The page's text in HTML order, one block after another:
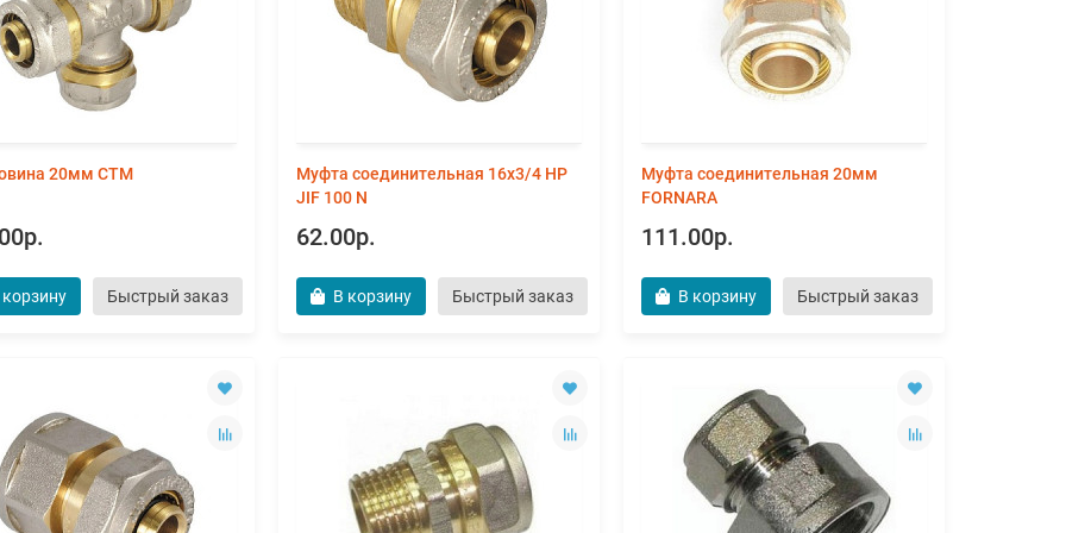
20мм СТМ
Быстрый заказ
Муфта соединительная 16х3/4 НР
JIF 100 N
62.00р.
В корзину Быстрый заказ
Муфта соединительная 20мм
FORNARA
111.00р.
В корзину Быстрый заказ